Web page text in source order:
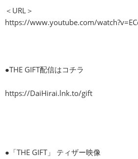
＜URL＞
https://www.youtube.com/
●THE GIFT配信はコチラ
https://DaiHirai.lnk.to/gift
●「THE GIFT」 ティザー映像